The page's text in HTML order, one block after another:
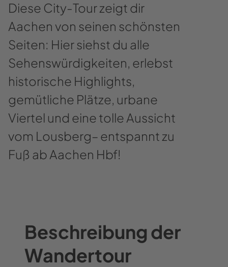
Diese City-Tour zeigt dir
Aachen von seinen schönsten
Seiten: Hier siehst du alle
Sehenswürdigkeiten, erlebst
historische Highlights,
gemütliche Plätze, urbane
Viertel und eine tolle Aussicht
vom Lousberg– entspannt zu
Fuß ab Aachen Hbf!
Beschreibung der
Wandertour